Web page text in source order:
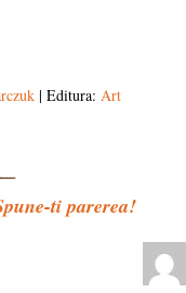
| Editura: Art
ti parerea!